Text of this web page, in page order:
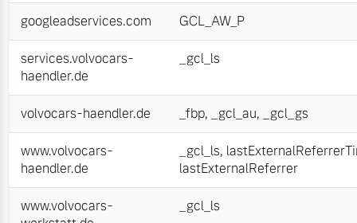
googleadservices.com GCL_AW_P
services.volvocars-
haendler.de
_gcl_ls
volvocars-haendler.de _fbp, _gcl_au, _gcl_gs
www.volvocars-
haendler.de
_gcl_ls,
lastExternalReferrer
www.volvocars-
_gcl_ls